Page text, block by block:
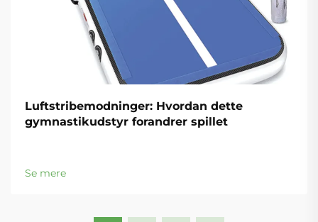
Luftstribemodninger: Hvordan dette
gymnastikudstyr forandrer spillet
Se mere